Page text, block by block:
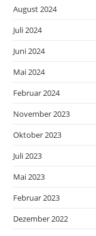
August 2024
Juli 2024
Juni 2024
Mai 2024
Februar 2024
November 2023
Oktober 2023
Juli 2023
Mai 2023
Februar 2023
Dezember 2022